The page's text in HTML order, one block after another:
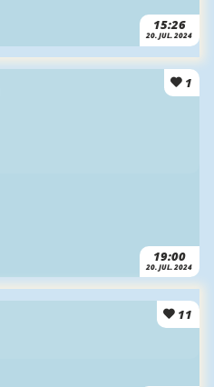
15:26
20. JUL. 2024
1
19:00
20. JUL. 2024
11